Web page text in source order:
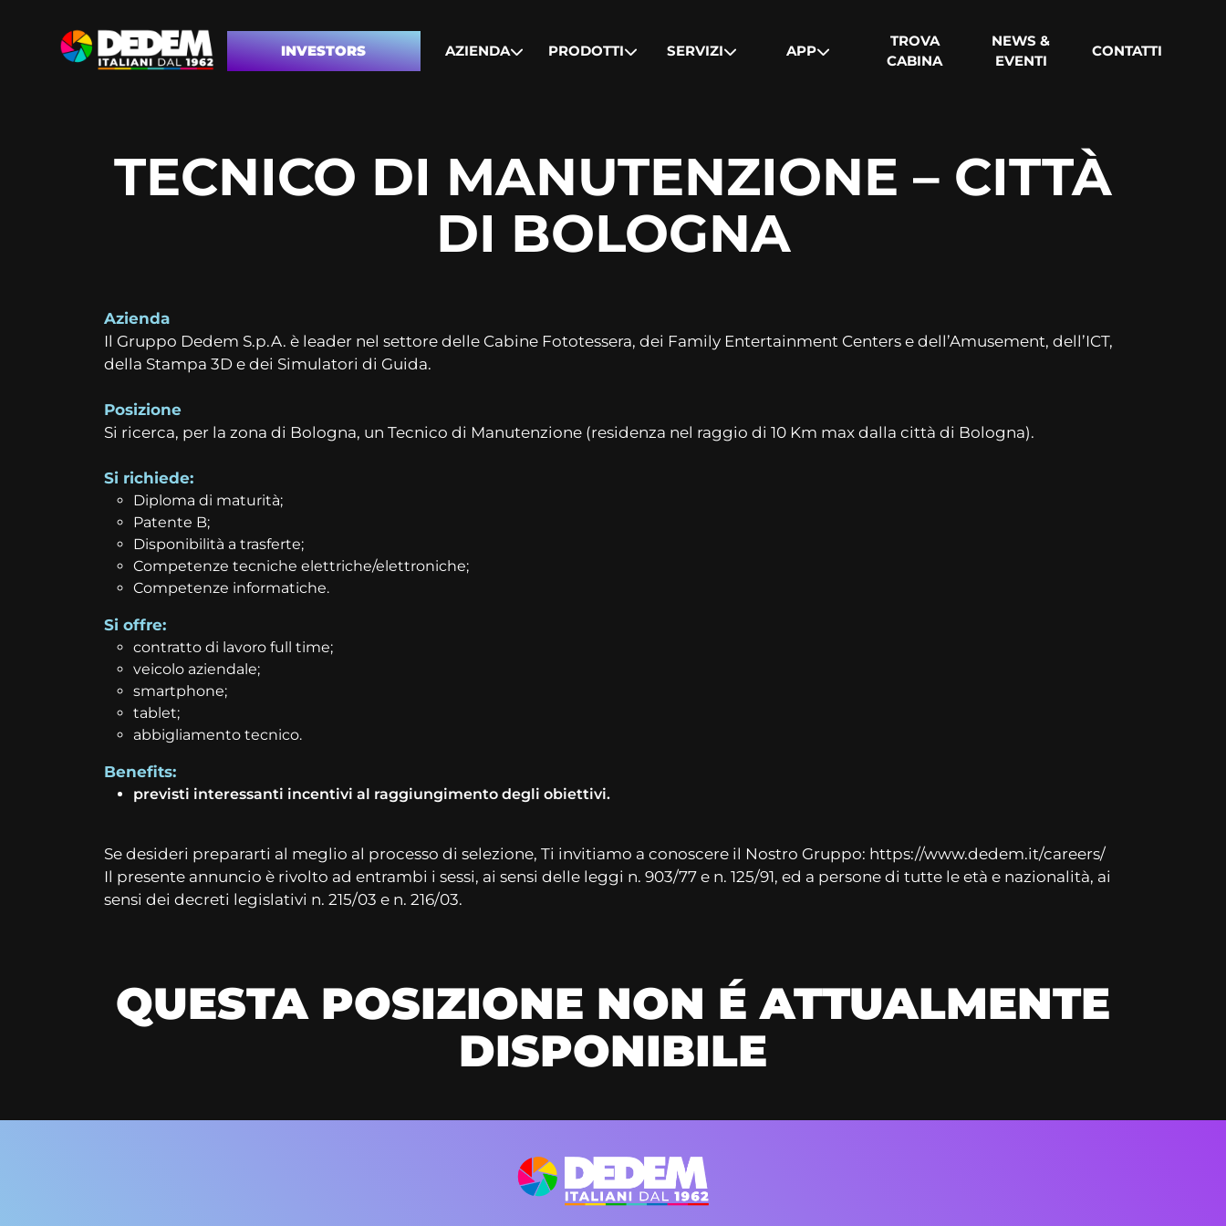
INVESTORS AZIENDA PRODOTTI SERVIZI APP
TROVA
CABINA
NEWS &
EVENTI
CONTATTI
TECNICO DI MANUTENZIONE – CITTÀ
DI BOLOGNA
Azienda
Il Gruppo Dedem S.p.A. è leader nel settore delle Cabine Fototessera, dei Family Entertainment Centers e dell’Amusement, dell’ICT,
della Stampa 3D e dei Simulatori di Guida.
Posizione
Si ricerca, per la zona di Bologna, un Tecnico di Manutenzione (residenza nel raggio di 10 Km max dalla città di Bologna).
Si richiede:
Diploma di maturità;
Patente B;
Disponibilità a trasferte;
Competenze tecniche elettriche/elettroniche;
Competenze informatiche.
Si offre:
contratto di lavoro full time;
veicolo aziendale;
smartphone;
tablet;
abbigliamento tecnico.
Benefits:
previsti interessanti incentivi al raggiungimento degli obiettivi.
Se desideri prepararti al meglio al processo di selezione, Ti invitiamo a conoscere il Nostro Gruppo: https://www.dedem.it/careers/
Il presente annuncio è rivolto ad entrambi i sessi, ai sensi delle leggi n. 903/77 e n. 125/91, ed a persone di tutte le età e nazionalità, ai
sensi dei decreti legislativi n. 215/03 e n. 216/03.
QUESTA POSIZIONE NON É ATTUALMENTE
DISPONIBILE